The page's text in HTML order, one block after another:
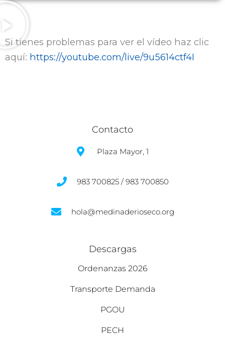
Si tienes problemas para ver el vídeo haz clic
aquí: https://youtube.com/live/9u5614ctf4I
Contacto
Plaza Mayor, 1
983 700825 / 983 700850
hola@medinaderioseco.org
Descargas
Ordenanzas 2026
Transporte Demanda
PGOU
PECH